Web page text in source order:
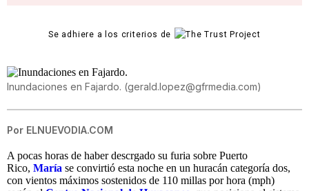
Se adhiere a los criterios de
Inundaciones en Fajardo. (gerald.lopez@gfrmedia.com)
Por ELNUEVODIA.COM
A pocas horas de haber descrgado su furia sobre Puerto
Rico, María se convirtió esta noche en un huracán categoría dos,
con vientos máximos sostenidos de 110 millas por hora (mph)